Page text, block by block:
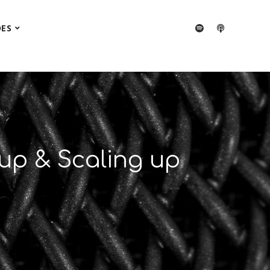
& Scaling up